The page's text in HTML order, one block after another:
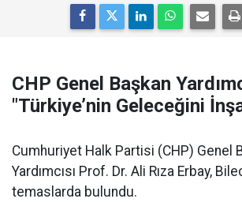
CHP Genel Başkan
"Türkiye’nin Geleceğini
Cumhuriyet Halk Partisi (CHP) Genel
Yardımcısı Prof. Dr. Ali Rıza Erbay,
temaslarda bulundu.